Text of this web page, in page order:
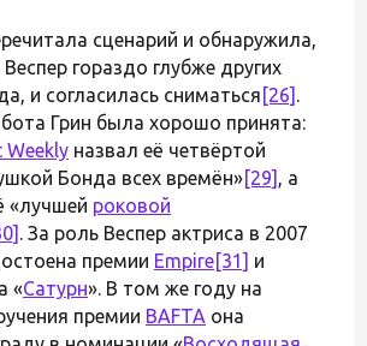
сценарий и обнаружила,
гораздо глубже других
и согласилась сниматься [26] .
Грин была хорошо принята:
Weekly назвал её четвёртой
Бонда всех времён»[29] , а
«лучшей роковой
. За роль Веспер актриса в 2007
премии Empire[31] и
«Сатурн». В том же году на
премии BAFTA она